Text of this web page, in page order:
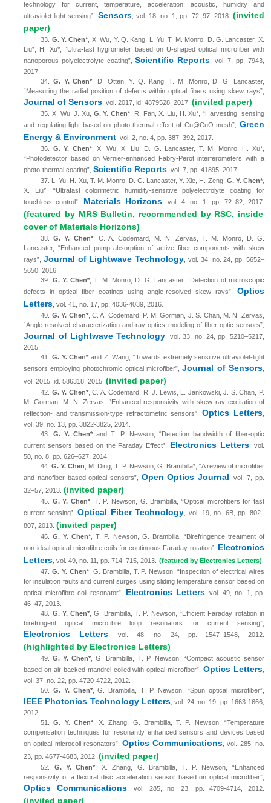
technology for current, temperature, acceleration, acoustic, humidity and
ultraviolet light sensing”, Sensors, vol. 18, no. 1, pp. 72–97, 2018. (invited
paper)
33. G. Y. Chen* , X. Wu, Y. Q. Kang, L. Yu, T. M. Monro, D. G. Lancaster, X.
Liu*, H. Xu*, “Ultra-fast hygrometer based on U-shaped optical microfiber with
nanoporous polyelectrolyte coating”,Scientific Reports , vol. 7, pp. 7943,
2017.
34. G. Y. Chen* , D. Otten, Y. Q. Kang, T. M. Monro, D. G. Lancaster,
“Measuring the radial position of defects within optical fibers using skew rays”,
Journal of Sensors , vol. 2017, id. 4879528, 2017.(invited paper)
35. X. Wu, J. Xu, G. Y. Chen* , R. Fan, X. Liu, H. Xu*, “Harvesting, sensing
and regulating light based on photo-thermal effect of Cu@CuO mesh”, Green
Energy & Environment , vol. 2, no. 4, pp. 387–392, 2017.
36. G. Y. Chen*,
X. Wu, X. Liu, D. G. Lancaster, T. M. Monro, H. Xu*,
“Photodetector based on Vernier-enhanced Fabry-Perot interferometers with a
photo-thermal coating”,Scientific Reports , vol. 7, pp. 41895, 2017.
37. L. Yu, H. Xu, T. M. Monro, D. G. Lancaster, Y. Xie, H. Zeng, G. Y. Chen*,
X. Liu*, “Ultrafast colorimetric humidity-sensitive polyelectrolyte coating for
touchless control”, Materials Horizons, vol. 4, no. 1, pp. 72–82, 2017.
(featured by MRS Bulletin, recommended by RSC, inside
cover of Materials Horizons)
38.G. Y. Chen*, C. A. Codemard, M. N. Zervas, T. M. Monro, D. G.
Lancaster, “Enhanced pump absorption of active fiber components with skew
rays”, Journal of Lightwave Technology , vol. 34, no. 24, pp. 5652–
5650, 2016.
39. G. Y. Chen* , T. M. Monro, D. G. Lancaster, “Detection of microscopic
defects in optical fiber coatings using angle-resolved skew rays”, Optics
Letters , vol. 41, no. 17, pp. 4036-4039, 2016.
40. G. Y. Chen*, C. A. Codemard, P. M. Gorman, J. S. Chan, M. N. Zervas,
“Angle-resolved characterization and ray-optics modeling of fiber-optic sensors”,
Journal of Lightwave Technology , vol. 33, no. 24, pp. 5210–5217,
2015.
41. G. Y. Chen* and Z. Wang, “Towards extremely sensitive ultraviolet-light
sensors employing photochromic optical microfiber”,Journal of Sensors,
vol. 2015, id. 586318, 2015.(invited paper)
42. G. Y. Chen*, C. A. Codemard, R. J. Lewis, L. Jankowski, J. S. Chan, P.
M. Gorman, M. N. Zervas, “Enhanced responsivity with skewray excitation of
reflection- and transmission-type refractometric sensors”,
Optics Letters,
vol. 39, no. 13, pp. 3822-3825, 2014.
43.G. Y. Chen* and T. P. Newson, “Detection bandwidth of fiber-optic
current sensors based on the Faraday Effect”, Electronics Letters, vol.
50, no. 8, pp. 626–627, 2014.
44.G. Y. Chen
, M. Ding, T. P. Newson, G. Brambilla*, “A review of microfiber
and nanofiber based optical sensors”, Open Optics Journal , vol. 7, pp.
32–57, 2013.(invited paper)
45. G. Y. Chen* , T. P. Newson, G. Brambilla, “Optical microfibers for fast
current sensing”,Optical Fiber Technology , vol. 19, no. 6B, pp. 802–
807, 2013.(invited paper)
46.G. Y. Chen* , T. P. Newson, G. Brambilla, “Birefringence treatment of
non-ideal optical microfibre coils for continuous Faraday rotation”, Electronics
Letters , vol. 49, no. 11, pp. 714–715, 2013.
(featured by Electronics Letters)
47.G. Y. Chen*, G. Brambilla, T. P. Newson, “Inspection of electrical wires
for insulation faults and current surges using sliding temperature sensor based on
optical microfibre coil resonator”,
Electronics Letters, vol. 49, no. 1, pp.
46–47, 2013.
48. G. Y. Chen* , G. Brambilla, T. P. Newson, “Efficient Faraday rotation in
birefringent optical microfibre loop resonators for current sensing”,
Electronics Letters, vol. 48, no. 24, pp. 1547–1548, 2012.
(highlighted by Electronics Letters)
49.G. Y. Chen* , G. Brambilla, T. P. Newson, “Compact acoustic sensor
based on air-backed mandrel coiled with optical microfiber”, Optics Letters,
vol. 37, no. 22, pp. 4720-4722, 2012.
50. G. Y. Chen*, G. Brambilla, T. P. Newson, “Spun optical microfiber”,
IEEE Photonics Technology Letters , vol. 24, no. 19, pp. 1663-1666,
2012.
51.G. Y. Chen*, X. Zhang, G. Brambilla, T. P. Newson, “Temperature
compensation techniques for resonantly enhanced sensors and devices based
on optical microcoil resonators”, Optics Communications , vol. 285, no.
23, pp. 4677-4683, 2012.(invited paper)
52. G. Y. Chen* , X. Zhang, G. Brambilla, T. P. Newson, “Enhanced
responsivity of a flexural disc acceleration sensor based on optical microfiber”,
Optics Communications, vol. 285, no. 23, pp. 4709-4714, 2012.
(invited paper)